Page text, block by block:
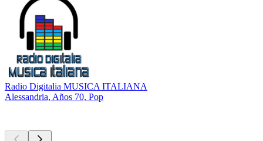
Radio Digitalia MUSICA ITALIANA
Alessandria, Años 70, Pop